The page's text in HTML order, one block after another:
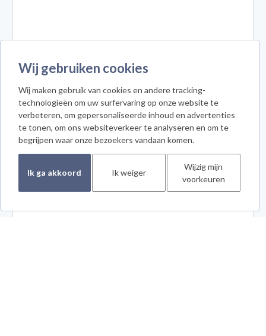
Wij gebruiken cookies
Wij maken gebruik van cookies en andere tracking-
technologieën om uw surfervaring op onze website te
verbeteren, om gepersonaliseerde inhoud en advertenties
te tonen, om ons websiteverkeer te analyseren en om te
begrijpen waar onze bezoekers vandaan komen.
Ik ga akkoord Ik weiger
Wijzig mijn
voorkeuren